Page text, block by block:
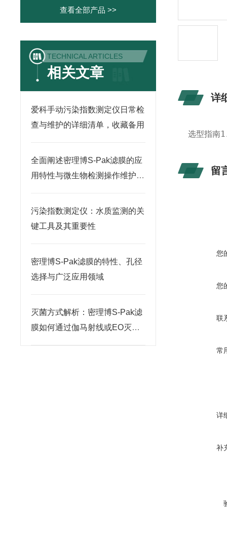
查看全部产品 >>
TECHNICAL ARTICLES
相关文章
爱科手动污染指数测定仪日常检
查与维护的详细清单，收藏备用
全面阐述密理博S-Pak滤膜的应
用特性与微生物检测操作维护指
污染指数测定仪：水质监测的关
键工具及其重要性
密理博S-Pak滤膜的特性、孔径
选择与广泛应用领域
灭菌方式解析：密理博S-Pak滤
膜如何通过伽马射线或EO灭菌
详
选型指南
留
您
您
联
常
详
补